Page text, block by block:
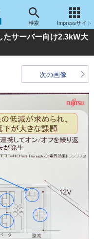
検索 Impressサイト
たサーバー向け2.3kW大
次の画像